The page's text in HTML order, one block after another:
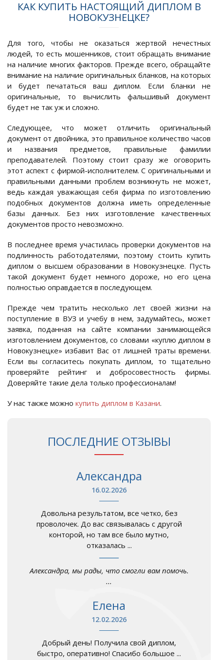
КАК КУПИТЬ НАСТОЯЩИЙ ДИПЛОМ В
НОВОКУЗНЕЦКЕ?
Для того, чтобы не оказаться жертвой нечестных
людей, то есть мошенников, стоит обращать внимание
на наличие многих факторов. Прежде всего, обращайте
внимание на наличие оригинальных бланков, на которых
и будет печататься ваш диплом. Если бланки не
оригинальные, то вычислить фальшивый документ
будет не так уж и сложно.
Следующее, что может отличить оригинальный
документ от двойника, это правильное количество часов
и названия предметов, правильные фамилии
преподавателей. Поэтому стоит сразу же оговорить
этот аспект с фирмой-исполнителем. С оригинальными и
правильными данными проблем возникнуть не может,
ведь каждая уважающая себя фирма по изготовлению
подобных документов должна иметь определенные
базы данных. Без них изготовление качественных
документов просто невозможно.
В последнее время участилась проверки документов на
подлинность работодателями, поэтому стоить купить
диплом о высшем образовании в Новокузнецке. Пусть
такой документ будет немного дороже, но его цена
полностью оправдается в последующем.
Прежде чем тратить несколько лет своей жизни на
поступление в ВУЗ и учебу в нем, задумайтесь, может
заявка, поданная на сайте компании занимающейся
изготовлением документов, со словами «куплю диплом в
Новокузнецке» избавит Вас от лишней траты времени.
Если вы согласитесь покупать диплом, то тщательно
проверяйте рейтинг и добросовестность фирмы.
Доверяйте такие дела только профессионалам!
У нас также можно купить диплом в Казани.
ПОСЛЕДНИЕ ОТЗЫВЫ
Александра
16.02.2026
Довольна результатом, все четко, без
проволочек. До вас связывалась с другой
конторой, но там все было мутно,
отказалась ...
Александра, мы рады, что смогли вам помочь.
...
Елена
12.02.2026
Добрый день! Получила свой диплом,
быстро, оперативно! Спасибо большое ...